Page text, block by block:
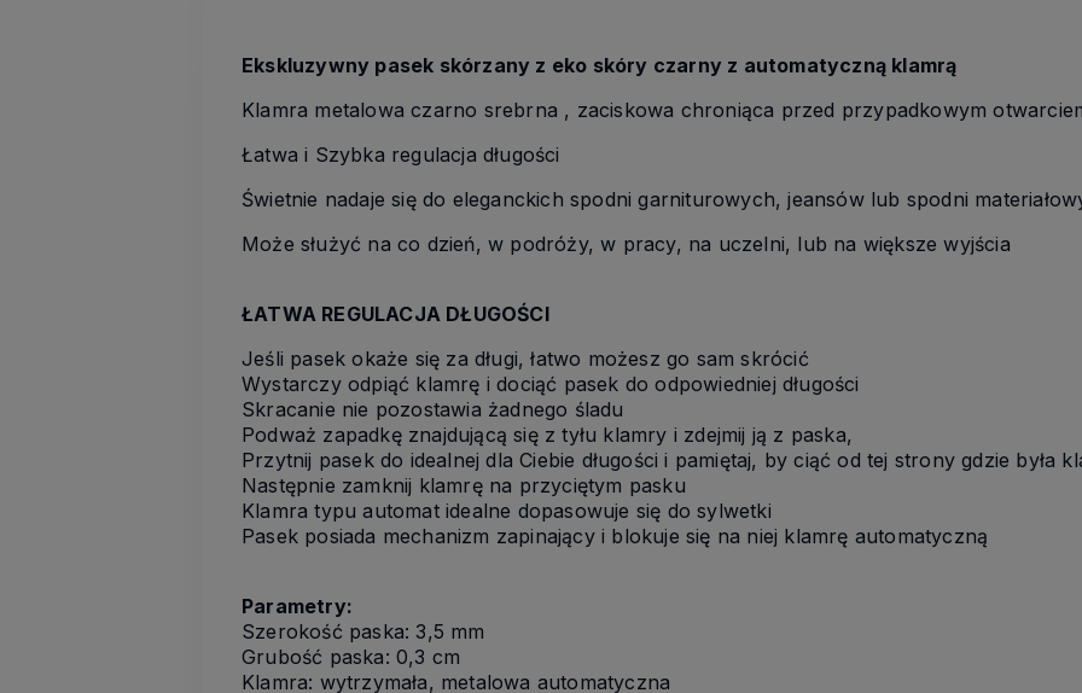
Ekskluzywny pasek skórzany z eko skóry czarny z automatyczną klamrą
Klamra metalowa czarno srebrna , zaciskowa chroniąca przed przypadkowym
Łatwa i Szybka regulacja długości
Świetnie nadaje się do eleganckich spodni garniturowych, jeansów lub spodni
Może służyć na co dzień, w podróży, w pracy, na uczelni, lub na większe wyjścia
ŁATWA REGULACJA DŁUGOŚCI
Jeśli pasek okaże się za długi, łatwo możesz go sam skrócić
Wystarczy odpiąć klamrę i dociąć pasek do odpowiedniej długości
Skracanie nie pozostawia żadnego śladu
Podważ zapadkę znajdującą się z tyłu klamry i zdejmij ją z paska,
Przytnij pasek do idealnej dla Ciebie długości i pamiętaj, by ciąć od tej strony gdzie była
Następnie zamknij klamrę na przyciętym pasku
Klamra typu automat idealne dopasowuje się do sylwetki
Pasek posiada mechanizm zapinający i blokuje się na niej klamrę automatyczną
Parametry:
Szerokość paska: 3,5 mm
Grubość paska: 0,3 cm
Klamra: wytrzymała, metalowa automatyczna